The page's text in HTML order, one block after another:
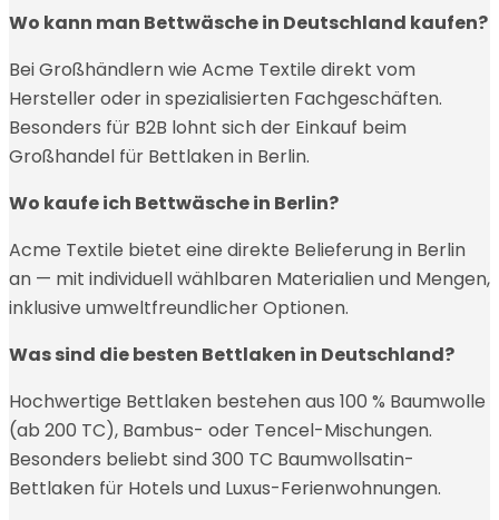
Wo kann man Bettwäsche in Deutschland kaufen?
Bei Großhändlern wie Acme Textile direkt vom
Hersteller oder in spezialisierten Fachgeschäften.
Besonders für B2B lohnt sich der Einkauf beim
Großhandel für Bettlaken in Berlin.
Wo kaufe ich Bettwäsche in Berlin?
Acme Textile bietet eine direkte Belieferung in Berlin
an — mit individuell wählbaren Materialien und Mengen,
inklusive umweltfreundlicher Optionen.
Was sind die besten Bettlaken in Deutschland?
Hochwertige Bettlaken bestehen aus 100 % Baumwolle
(ab 200 TC), Bambus- oder Tencel-Mischungen.
Besonders beliebt sind 300 TC Baumwollsatin-
Bettlaken für Hotels und Luxus-Ferienwohnungen.